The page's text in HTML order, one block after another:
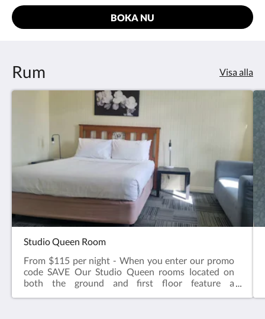
BOKA NU
Rum Visa alla
Studio Queen Room
From $115 per night - When you enter our promo
code SAVE Our Studio Queen rooms located on
both the ground and first floor feature a